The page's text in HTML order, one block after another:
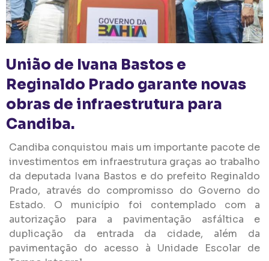
União de Ivana Bastos e
Reginaldo Prado garante novas
obras de infraestrutura para
Candiba.
Candiba conquistou mais um importante pacote de
investimentos em infraestrutura graças ao trabalho
da deputada Ivana Bastos e do prefeito Reginaldo
Prado, através do compromisso do Governo do
Estado. O município foi contemplado com a
autorização para a pavimentação asfáltica e
duplicação da entrada da cidade, além da
pavimentação do acesso à Unidade Escolar de